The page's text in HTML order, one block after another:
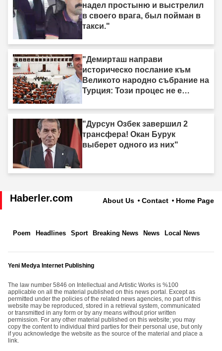
надел простыню и выстрелил
в своего врага, был пойман в
такси."
"Демирташ направи
историческо послание към
Великото народно събрание на
Турция: Този процес не е
"Дурсун Озбек завершил 2
трансфера! Окан Бурук
выберет одного из них"
Haberler.com About Us Contact Home Page
Poem Headlines Sport Breaking News News Local News
Yeni Medya Internet Publishing
The law number 5846 on Intellectual and Artistic Works is %100
applicable on all the material published on this news portal. Except as
permitted under the policies of the related news agencies, no part of this
website may be reproduced, stored in a retrieval system, communicated
or transmitted in any form or by any means without prior written
permission. For any other material published on this website; you may
copy the content to individual third parties for their personal use, but only
if you acknowledge the website as the source of the material and place a
link.